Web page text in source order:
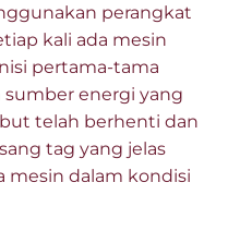
perangkat
kali ada mesin
pertama-tama
energi yang
telah berhenti dan
tag yang jelas
dalam kondisi